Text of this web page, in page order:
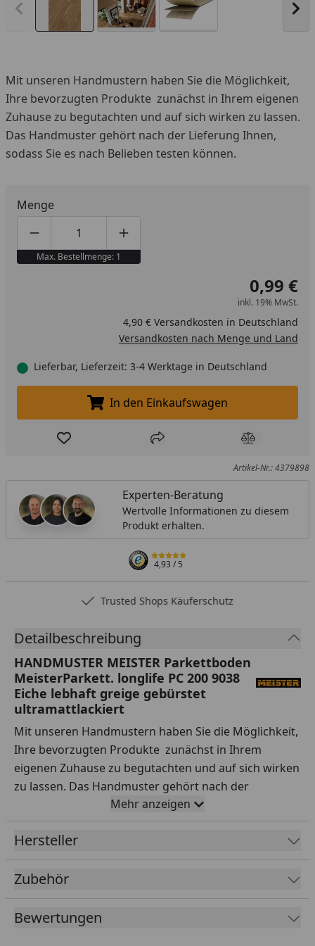
Vorheriges Bild anzeigen
Mit unseren Handmustern haben Sie die Möglichkeit,
Ihre bevorzugten Produkte zunächst in Ihrem eigenen
Zuhause zu begutachten und auf sich wirken zu lassen.
Das Handmuster gehört nach der Lieferung Ihnen,
sodass Sie es nach Belieben testen können.
Menge
Produktmenge um eins verringern
Produktmenge manuell eingeben
Produktmenge um eins erhöhen
Max. Bestellmenge: 1
0,99 €
inkl. 19% MwSt.
4,90 € Versandkosten in Deutschland
Versandkosten nach Menge und Land
Lieferbar, Lieferzeit: 3-4 Werktage in Deutschland
In den Einkaufswagen legen
In den Einkaufswagen
Produkt zur Wunschliste hinzufügen
Teilen Produkt
Artikel-Nr.: 4379898
Experten-Beratung
Wertvolle Informationen zu diesem
Produkt erhalten.
4,93/ 5
Trusted Shops Käuferschutz
Detailbeschreibung
HANDMUSTER MEISTER Parkettboden
MeisterParkett. longlife PC 200 9038
Eiche lebhaft greige gebürstet
ultramattlackiert
Mit unseren Handmustern haben Sie die Möglichkeit,
Ihre bevorzugten Produkte zunächst in Ihrem
eigenen Zuhause zu begutachten und auf sich wirken
zu lassen. Das Handmuster gehört nach der
Lieferung Ihnen, sodass Sie es nach Belieben testen
können.
Sorgfältige Auswahl:
verschiedener Sortimente, Hersteller, Preisklassen
und Qualitäten ausgiebig.
Mehr anzeigen
Hersteller
Zubehör
Bewertungen